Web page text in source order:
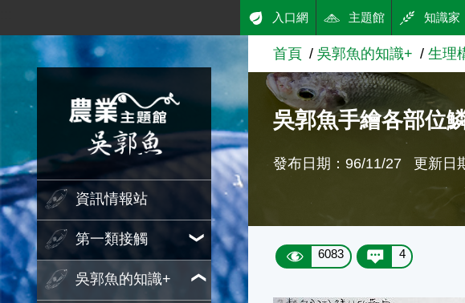
跳到主要內容
農業知識入口網
資訊情報站
第一類接觸
吳郭魚的知識+
入口網 主題館 知識家
首頁 吳郭魚的知識+ 生理
吳郭魚手繪各部位
發布日期：96/11/27 更新日
6083 4